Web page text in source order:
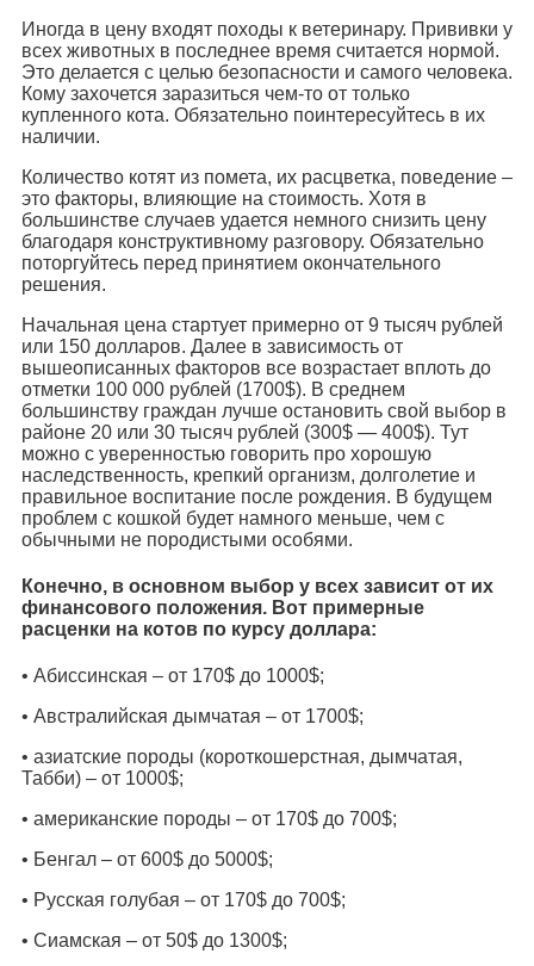
Иногда в цену входят походы к ветеринару. Прививки у
всех животных в последнее время считается нормой.
Это делается с целью безопасности и самого человека.
Кому захочется заразиться чем-то от только
купленного кота. Обязательно поинтересуйтесь в их
наличии.
Количество котят из помета, их расцветка, поведение –
это факторы, влияющие на стоимость. Хотя в
большинстве случаев удается немного снизить цену
благодаря конструктивному разговору. Обязательно
поторгуйтесь перед принятием окончательного
решения.
Начальная цена стартует примерно от 9 тысяч рублей
или 150 долларов. Далее в зависимость от
вышеописанных факторов все возрастает вплоть до
отметки 100 000 рублей (1700$). В среднем
большинству граждан лучше остановить свой выбор в
районе 20 или 30 тысяч рублей (300$ — 400$). Тут
можно с уверенностью говорить про хорошую
наследственность, крепкий организм, долголетие и
правильное воспитание после рождения. В будущем
проблем с кошкой будет намного меньше, чем с
обычными не породистыми особями.
Конечно, в основном выбор у всех зависит от их
финансового положения. Вот примерные
расценки на котов по курсу доллара:
• Абиссинская – от 170$ до 1000$;
• Австралийская дымчатая – от 1700$;
• азиатские породы (короткошерстная, дымчатая,
Табби) – от 1000$;
• американские породы – от 170$ до 700$;
• Бенгал – от 600$ до 5000$;
• Русская голубая – от 170$ до 700$;
• Сиамская – от 50$ до 1300$;